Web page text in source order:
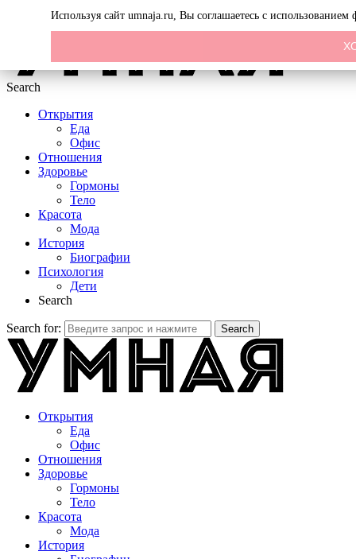
Search
Открытия
Еда
Офис
Отношения
Здоровье
Гормоны
Тело
Красота
Мода
История
Биографии
Психология
Дети
Search
Search for: Search
Открытия
Еда
Офис
Отношения
Здоровье
Гормоны
Тело
Красота
Мода
История
Используя сайт umnaja.ru, Вы соглашаетесь с использованием